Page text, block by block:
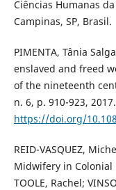
Ciências Humanas
Campinas, SP, Brasil.
PIMENTA, Tânia
enslaved and freed
of the nineteenth
n. 6, p. 910-923,
https://doi.org/
REID-VASQUEZ,
Midwifery in Colonial
TOOLE, Rachel;